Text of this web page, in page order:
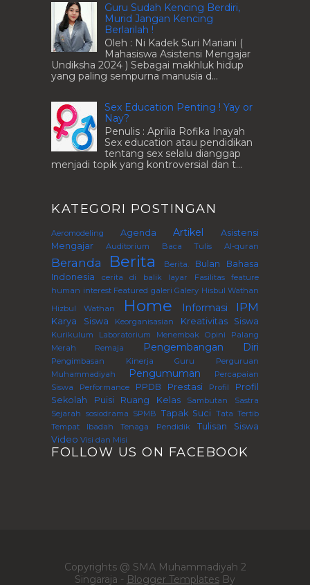
Guru Sudah Kencing Berdiri,
Murid Jangan Kencing
Berlarilah !
Oleh : Ni Kadek Suri Mariani (
Mahasiswa Asistensi Mengajar
Undiksha 2024 ) Sebagai makhluk hidup
yang paling sempurna manusia d...
Sex Education Penting ! Yay or
Nay?
Penulis : Aprilia Rofika Inayah
Sex education atau pendidikan
tentang sex selalu dianggap
menjadi topik yang kontroversial dan t...
KATEGORI POSTINGAN
Aeromodeling Agenda Artikel
Asistensi
Mengajar
Auditorium Baca Tulis Al-quran
Beranda Berita Berita.
Bulan Bahasa
Indonesia
cerita di balik layar Fasilitas
feature
human interest Featured galeri Galery Hisbul Wathan
Hizbul Wathan
Home Informasi IPM
Karya Siswa Keorganisasian Kreativitas Siswa
Kurikulum Laboratorium Menembak Opini
Palang
Merah Remaja
Pengembangan Diri
Pengimbasan Kinerja Guru Perguruan
Muhammadiyah
Pengumuman
Percapaian
Siswa
Performance PPDB Prestasi Profil
Profil
Sekolah
Puisi Ruang Kelas Sambutan
Sastra
Sejarah sosiodrama SPMB Tapak Suci Tata Tertib
Tempat Ibadah
Tenaga Pendidik
Tulisan Siswa
Video Visi dan Misi
FOLLOW US ON FACEBOOK
Copyrights @ SMA Muhammadiyah 2
Singaraja - Blogger Templates By